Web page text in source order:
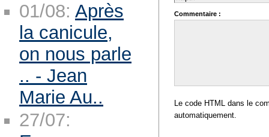
Commentaire :
Le code HTML dans le
automatiquement.
01/08: Après
la canicule,
on nous parle
.. - Jean
Marie Au..
27/07: